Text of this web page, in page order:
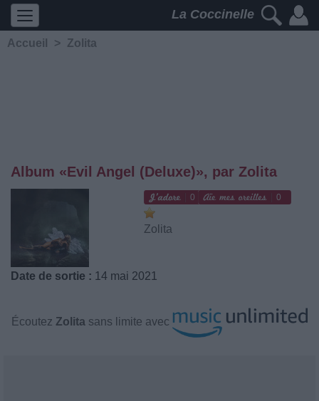
La Coccinelle
Accueil > Zolita
Album «Evil Angel (Deluxe)», par Zolita
0 0
Zolita
Date de sortie : 14 mai 2021
Écoutez Zolita sans limite avec